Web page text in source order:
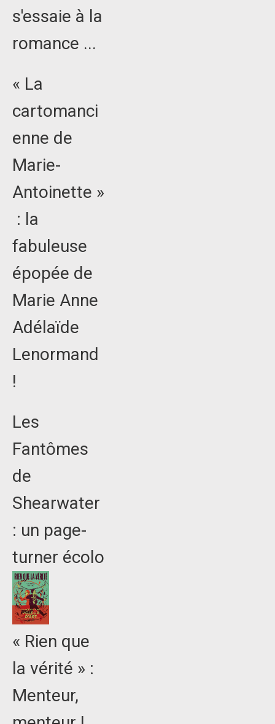
s'essaie à la
romance ...
« La
cartomanci
enne de
Marie-
Antoinette »
: la
fabuleuse
épopée de
Marie Anne
Adélaïde
Lenormand
!
Les
Fantômes
de
Shearwater
: un page-
turner écolo
« Rien que
la vérité » :
Menteur,